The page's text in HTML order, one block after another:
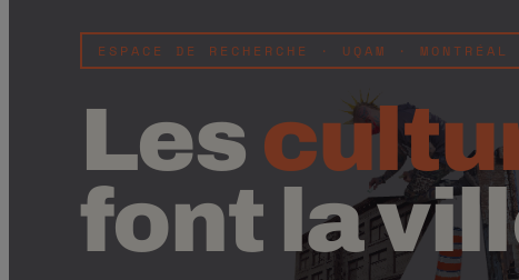
ESPACE DE RECHERCHE · UQAM · MONTRÉAL
Les
font la